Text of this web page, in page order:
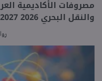
مصروفات الأكاديمية
والنقل البحري 2026 2027 الرسمية لكافة التخصصات